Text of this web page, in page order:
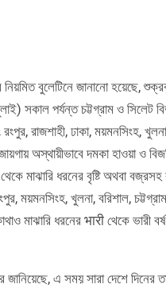
বুলেটিনে জানানো হয়েছে,
সকাল পর্যন্ত চট্টগ্রাম ও সিলেট
রাজশাহী, ঢাকা, ময়মনসিংহ,
অস্থায়ীভাবে দমকা হাওয়া ও
মাঝারি ধরনের বৃষ্টি অথবা বজ্রসহ
ময়মনসিংহ, খুলনা, বরিশাল,
মাঝারি ধরনের भारी থেকে ভারী
এ সময় সারা দেশে দিনের